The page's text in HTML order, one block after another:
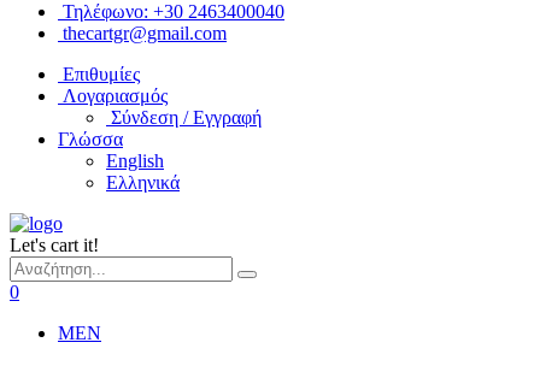
Τηλέφωνο: +30 2463400040
thecartgr@gmail.com
Επιθυμίες
Λογαριασμός
Σύνδεση / Εγγραφή
Γλώσσα
English
Ελληνικά
Let's cart it!
0
MEN